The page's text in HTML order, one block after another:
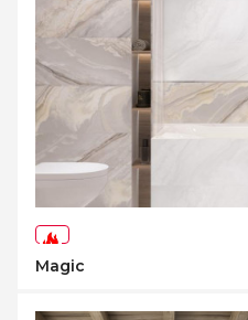
Magic